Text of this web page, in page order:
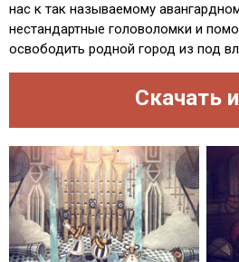
нас к так называемому
нестандартные головоломки и
освободить родной город из под
Скачать